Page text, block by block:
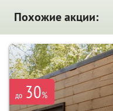
Похожие акции:
до 30%